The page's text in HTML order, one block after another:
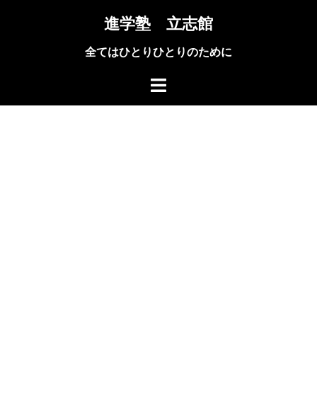
へ
進学塾 立志館
全てはひとりひとりのために